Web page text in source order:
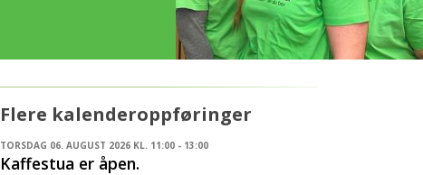
Flere kalenderoppføringer
TORSDAG 06. AUGUST 2026 KL. 11:00 - 13:00
Kaffestua er åpen.